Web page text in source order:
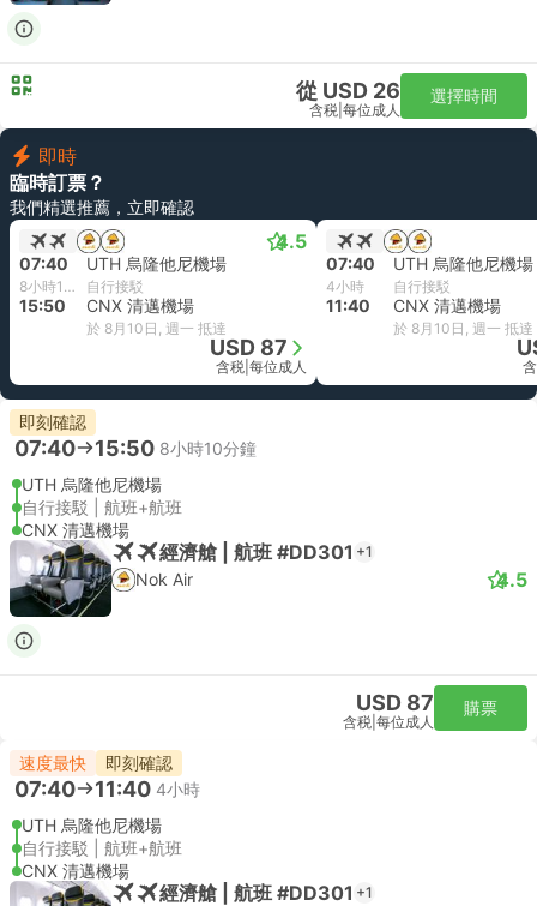
從 USD 26
含税 每位成人
選擇時間
即時
臨時訂票？
我們精選推薦，立即確認
4.5
07:40 UTH 烏隆他尼機場
8小時10分鐘 自行接駁
15:50 CNX 清邁機場
於 8月10日, 週一 抵達
USD 87
含税 每位成人
07:40 UTH 烏隆他尼機場
4小時 自行接駁
11:40 CNX 清邁機場
於 8月10日, 週一 抵達
即刻確認
07:40 15:50 8小時10分鐘
UTH 烏隆他尼機場
自行接駁 | 航班+航班
CNX 清邁機場
經濟艙 | 航班 #DD301 +1
Nok Air 4.5
USD 87
含税 每位成人
購票
速度最快 即刻確認
07:40 11:40 4小時
UTH 烏隆他尼機場
自行接駁 | 航班+航班
CNX 清邁機場
經濟艙 | 航班 #DD301 +1